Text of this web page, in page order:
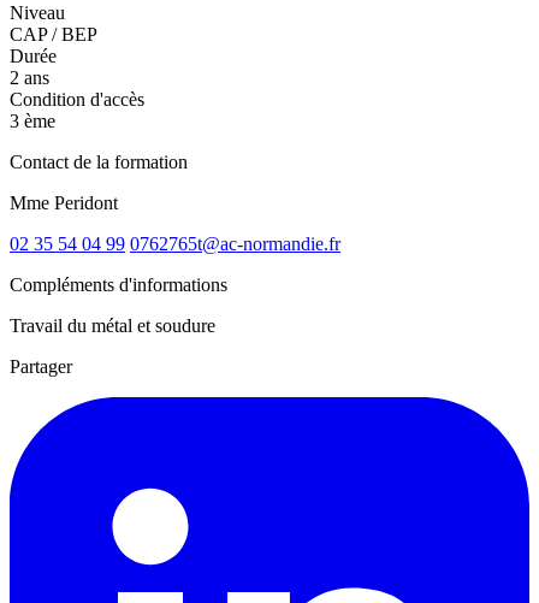
Niveau
CAP / BEP
Durée
2 ans
Condition d'accès
3 ème
Contact de la formation
Mme Peridont
02 35 54 04 99 0762765t@ac-normandie.fr
Compléments d'informations
Travail du métal et soudure
Partager